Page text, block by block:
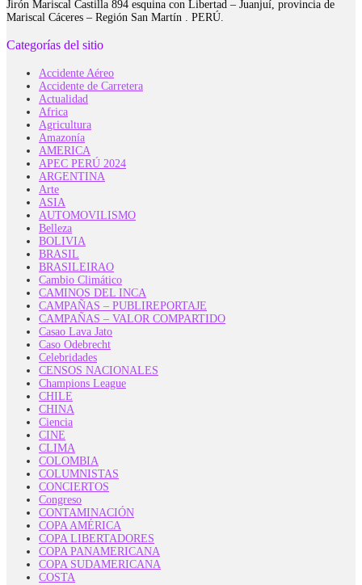
Jirón Mariscal Castilla 894 esquina con Libertad – Juanjuí, provincia de
Mariscal Cáceres – Región San Martín . PERÚ.
Categorías del sitio
Accidente Aéreo
Accidente de Carretera
Actualidad
Africa
Agricultura
Amazonía
AMERICA
APEC PERÚ 2024
ARGENTINA
Arte
ASIA
AUTOMOVILISMO
Belleza
BOLIVIA
BRASIL
BRASILEIRAO
Cambio Climático
CAMINOS DEL INCA
CAMPAÑAS – PUBLIREPORTAJE
CAMPAÑAS – VALOR COMPARTIDO
Casao Lava Jato
Caso Odebrecht
Celebridades
CENSOS NACIONALES
Champions League
CHILE
CHINA
Ciencia
CINE
CLIMA
COLOMBIA
COLUMNISTAS
CONCIERTOS
Congreso
CONTAMINACIÓN
COPA AMÉRICA
COPA LIBERTADORES
COPA PANAMERICANA
COPA SUDAMERICANA
COSTA